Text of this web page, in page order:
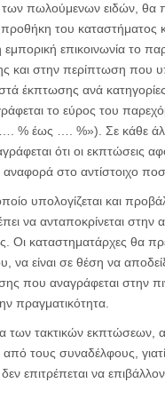
πωλούμενων ειδών, θα
του καταστήματος
επικοινωνία το
και στην περίπτωση που
έκπτωσης ανά
το εύρος του
% έως …. %»). Σε κάθε
ότι οι εκπτώσεις
αναφορά στο αντίστοιχο
υπολογίζεται και
να ανταποκρίνεται στην
Οι καταστηματάρχες θα
να είναι σε θέση να
που αναγράφεται στην
πραγματικότητα.
των τακτικών εκπτώσεων,
από τους συναδέλφους,
δεν επιτρέπεται να